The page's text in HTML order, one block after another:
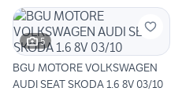
5
BGU MOTORE VOLKSWAGEN
AUDI SEAT SKODA 1.6 8V 03/10